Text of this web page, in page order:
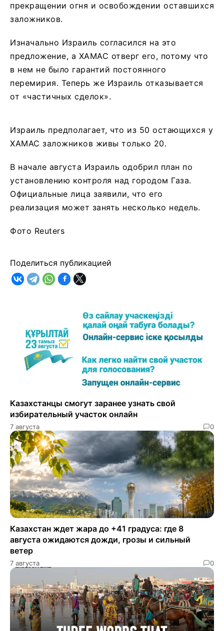
прекращении огня и освобождении оставшихся
заложников.
Изначально Израиль согласился на это
предложение, а ХАМАС отверг его, потому что
в нем не было гарантий постоянного
перемирия. Теперь же Израиль отказывается
от «частичных сделок».
Израиль предполагает, что из 50 остающихся у
ХАМАС заложников живы только 20.
В начале августа Израиль одобрил план по
установлению контроля над городом Газа.
Официальные лица заявили, что его
реализация может занять несколько недель.
Фото Reuters
Поделиться публикацией
Казахстанцы смогут заранее узнать свой
избирательный участок онлайн
7 августа 0
Казахстан ждет жара до +41 градуса: где 8
августа ожидаются дожди, грозы и сильный
ветер
7 августа 0